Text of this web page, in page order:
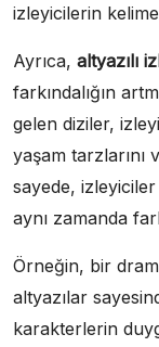
izleyicilerin
Ayrıca, altyazılı
farkındalığın
gelen diziler,
yaşam tarzlarını
sayede,
aynı zamanda
Örneğin, bir
altyazılar
karakterlerin